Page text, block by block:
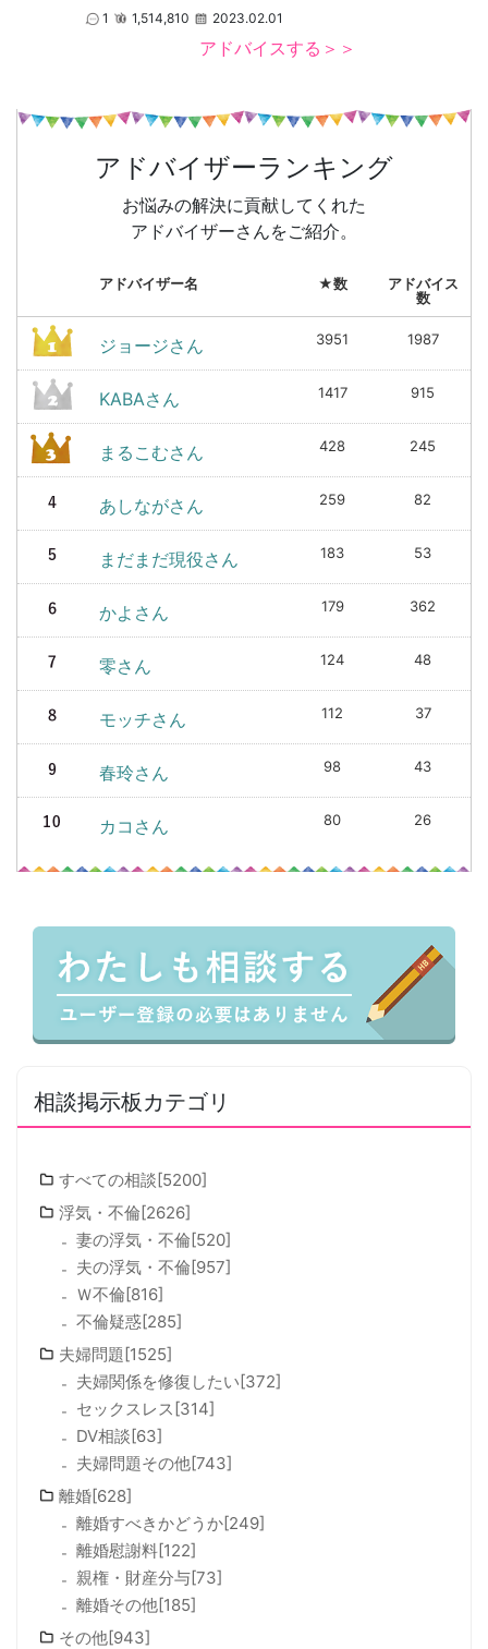
1 1,514,810 2023.02.01
アドバイスする＞＞
アドバイザーランキング
お悩みの解決に貢献してくれた
アドバイザーさんをご紹介。
アドバイザー名 ★数
アドバイス
数
ジョージさん 3951 1987
KABAさん 1417 915
まるこむさん 428 245
あしながさん 259 82
まだまだ現役さん 183 53
かよさん 179 362
零さん 124 48
モッチさん 112 37
春玲さん 98 43
カコさん 80 26
相談掲示板カテゴリ
すべての相談[5200]
浮気・不倫[2626]
妻の浮気・不倫[520]
夫の浮気・不倫[957]
Ｗ不倫[816]
不倫疑惑[285]
夫婦問題[1525]
夫婦関係を修復したい[372]
セックスレス[314]
DV相談[63]
夫婦問題その他[743]
離婚[628]
離婚すべきかどうか[249]
離婚慰謝料[122]
親権・財産分与[73]
離婚その他[185]
その他[943]